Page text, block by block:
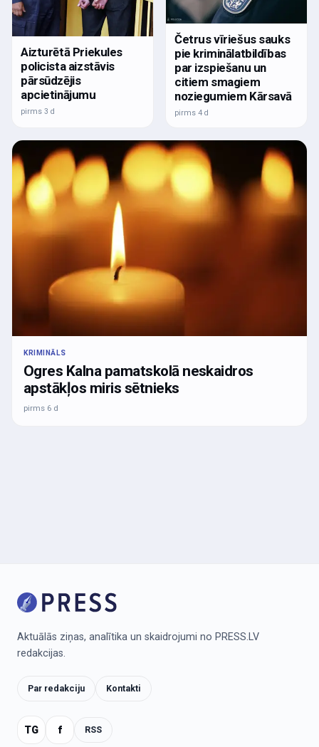
Aizturētā Priekules
policista aizstāvis
pārsūdzējis
apcietinājumu
pirms 3 d
Četrus vīriešus sauks
pie kriminālatbildības
par izspiešanu un
citiem smagiem
noziegumiem Kārsavā
pirms 4 d
KRIMINĀLS
Ogres Kalna pamatskolā neskaidros
apstākļos miris sētnieks
pirms 6 d
Aktuālās ziņas, analītika un skaidrojumi no PRESS.LV
redakcijas.
Par redakciju Kontakti
TG f RSS